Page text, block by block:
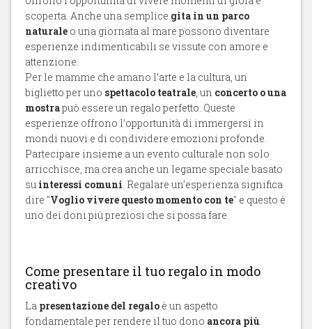
scoperta. Anche una semplice gita in un parco
naturale o una giornata al mare possono diventare
esperienze indimenticabili se vissute con amore e
attenzione.
Per le mamme che amano l’arte e la cultura, un
biglietto per uno spettacolo teatrale, un concerto o una
mostrapuò essere un regalo perfetto. Queste
esperienze offrono l’opportunità di immergersi in
mondi nuovi e di condividere emozioni profonde.
Partecipare insieme a un evento culturale non solo
arricchisce, ma crea anche un legame speciale basato
su interessi comuni. Regalare un’esperienza significa
dire "Voglio vivere questo momento con te" e questo è
uno dei doni più preziosi che si possa fare.
Come presentare il tuo regalo in modo
creativo
La presentazione del regalo è un aspetto
fondamentale per rendere il tuo dono ancora più